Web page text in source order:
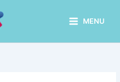
MENU